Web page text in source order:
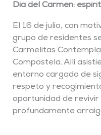
Día del Carmen:
El 16 de julio, con
grupo de residentes
Carmelitas
Compostela. Allí
entorno cargado de
respeto y
oportunidad de revivir
profundamente